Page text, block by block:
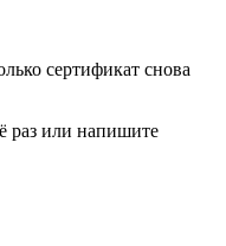
сертификат снова
раз или напишите